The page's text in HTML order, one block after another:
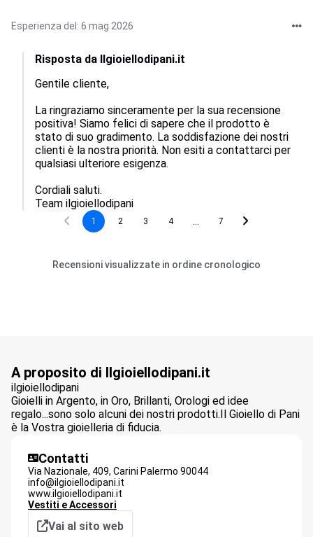
Esperienza del: 6 mag 2026
Risposta da Ilgioiellodipani.it
Gentile cliente,
La ringraziamo sinceramente per la sua recensione
positiva! Siamo felici di sapere che il prodotto è
stato di suo gradimento. La soddisfazione dei nostri
clienti è la nostra priorità. Non esiti a contattarci per
qualsiasi ulteriore esigenza.
Cordiali saluti.
Team ilgioiellodipani
1 2 3 4 7
Recensioni visualizzate in ordine cronologico
A proposito di Ilgioiellodipani.it
ilgioiellodipani
Gioielli in Argento, in Oro, Brillanti, Orologi ed idee
regalo...sono solo alcuni dei nostri prodotti.Il Gioiello di Pani
è la Vostra gioielleria di fiducia.
Contatti
Via Nazionale, 409, Carini Palermo 90044
info@ilgioiellodipani.it
www.ilgioiellodipani.it
Vestiti e Accessori
Vai al sito web